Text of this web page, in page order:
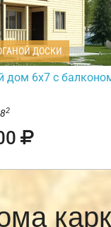
ДОСКИ
дом 6х7 с
2